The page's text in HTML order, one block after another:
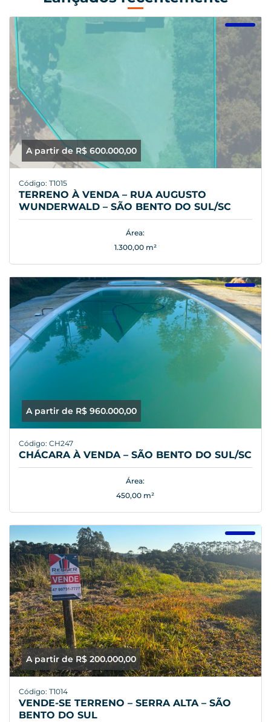
A partir de R$ 600.000,00
Código: T1015
TERRENO À VENDA – RUA AUGUSTO
WUNDERWALD – SÃO BENTO DO SUL/SC
Área:
1.300,00 m²
A partir de R$ 960.000,00
Código: CH247
CHÁCARA À VENDA – SÃO BENTO DO SUL/SC
Área:
450,00 m²
A partir de R$ 200.000,00
Código: T1014
VENDE-SE TERRENO – SERRA ALTA – SÃO
BENTO DO SUL